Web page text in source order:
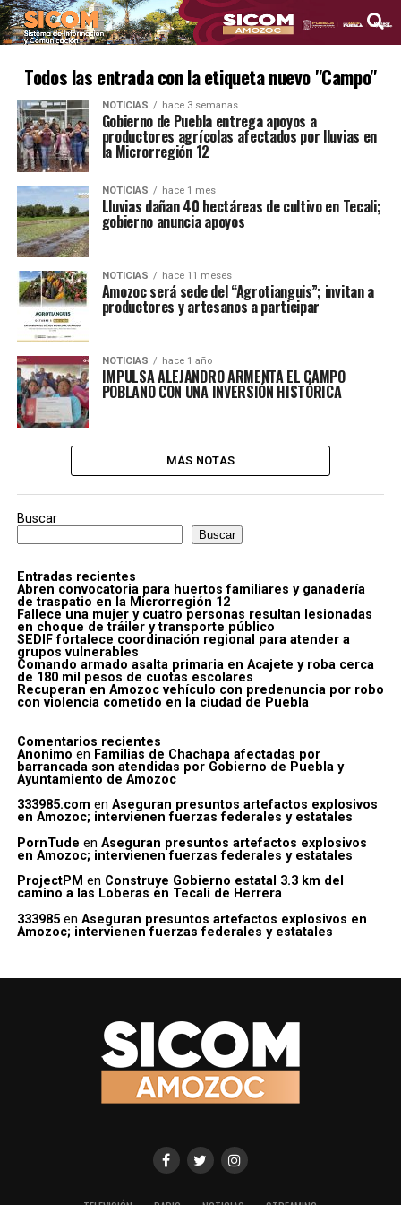
Todos las entrada con la etiqueta nuevo "Campo"
NOTICIAS hace 3 semanas
Gobierno de Puebla entrega apoyos a
productores agrícolas afectados por lluvias en
la Microrregión 12
NOTICIAS hace 1 mes
Lluvias dañan 40 hectáreas de cultivo en Tecali;
gobierno anuncia apoyos
NOTICIAS hace 11 meses
Amozoc será sede del “Agrotianguis”; invitan a
productores y artesanos a participar
NOTICIAS hace 1 año
IMPULSA ALEJANDRO ARMENTA EL CAMPO
POBLANO CON UNA INVERSIÓN HISTÓRICA
MÁS NOTAS
Buscar
Buscar
Entradas recientes
Abren convocatoria para huertos familiares y ganadería
de traspatio en la Microrregión 12
Fallece una mujer y cuatro personas resultan lesionadas
en choque de tráiler y transporte público
SEDIF fortalece coordinación regional para atender a
grupos vulnerables
Comando armado asalta primaria en Acajete y roba cerca
de 180 mil pesos de cuotas escolares
Recuperan en Amozoc vehículo con predenuncia por robo
con violencia cometido en la ciudad de Puebla
Comentarios recientes
Anonimo en Familias de Chachapa afectadas por
barrancada son atendidas por Gobierno de Puebla y
Ayuntamiento de Amozoc
333985.com en Aseguran presuntos artefactos explosivos
en Amozoc; intervienen fuerzas federales y estatales
PornTude en Aseguran presuntos artefactos explosivos
en Amozoc; intervienen fuerzas federales y estatales
ProjectPM en Construye Gobierno estatal 3.3 km del
camino a las Loberas en Tecali de Herrera
333985en Aseguran presuntos artefactos explosivos en
Amozoc; intervienen fuerzas federales y estatales